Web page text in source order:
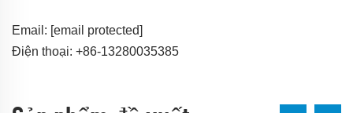
Email: [email protected]
Điện thoại: +86-13280035385